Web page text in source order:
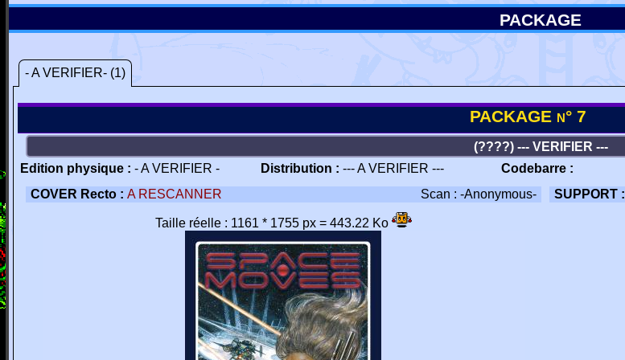
PACKAGE
- A VERIFIER- (1)
PACKAGE n° 7
(????) --- VERIFIER ---
Edition physique : - A VERIFIER - Distribution : --- A VERIFIER --- Codebarre :
COVER Recto : A RESCANNER Scan : -Anonymous- SUPPORT :
Taille réelle : 1161 * 1755 px = 443.22 Ko